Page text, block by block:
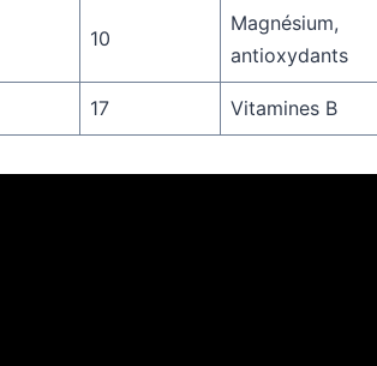
10
Magnésium,
antioxydants
17 Vitamines B